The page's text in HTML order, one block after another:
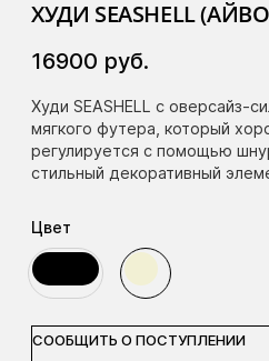
ХУДИ SEASHELL
16900 руб.
Худи SEASHELL с оверсайз-
мягкого футера, который
регулируется с помощью
стильный декоративный
Цвет
СООБЩИТЬ О ПОСТУПЛЕНИИ